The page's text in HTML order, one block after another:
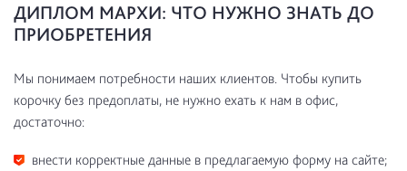
ДИПЛОМ МАРХИ: ЧТО НУЖНО ЗНАТЬ ДО
ПРИОБРЕТЕНИЯ
Мы понимаем потребности наших клиентов. Чтобы купить
корочку без предоплаты, не нужно ехать к нам в офис,
достаточно:
внести корректные данные в предлагаемую форму на сайте;